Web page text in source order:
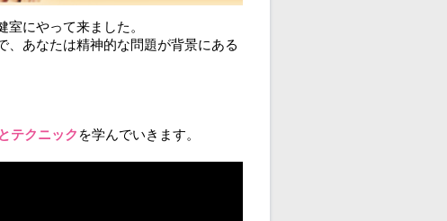
にやって来ました。
、あなたは精神的な問題が背景にある
テクニック を学んでいきます。